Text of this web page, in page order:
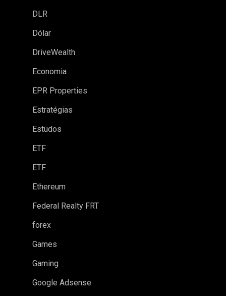
DLR
Dólar
DriveWealth
Economia
EPR Properties
Estratégias
Estudos
ETF
ETF
Ethereum
Federal Realty FRT
forex
Games
Gaming
Google Adsense